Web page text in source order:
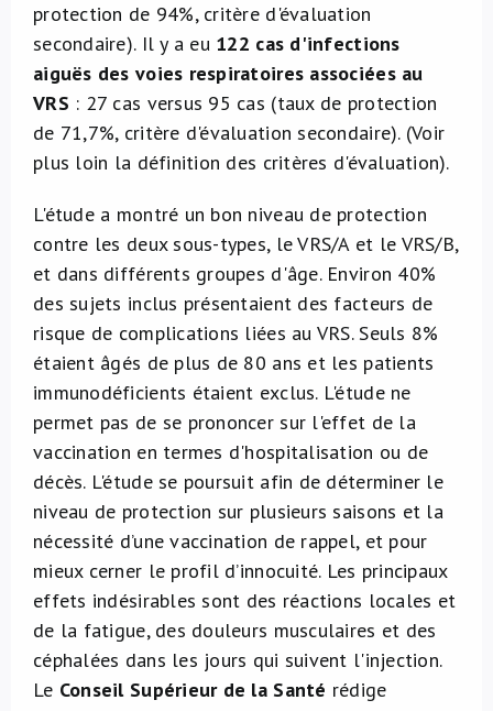
protection de 94%, critère d'évaluation
secondaire). Il y a eu 122 cas d'infections
aiguës des voies respiratoires associées au
VRS : 27 cas versus 95 cas (taux de protection
de 71,7%, critère d'évaluation secondaire). (Voir
plus loin la définition des critères d'évaluation).
L'étude a montré un bon niveau de protection
contre les deux sous-types, le VRS/A et le VRS/B,
et dans différents groupes d'âge. Environ 40%
des sujets inclus présentaient des facteurs de
risque de complications liées au VRS. Seuls 8%
étaient âgés de plus de 80 ans et les patients
immunodéficients étaient exclus. L'étude ne
permet pas de se prononcer sur l'effet de la
vaccination en termes d'hospitalisation ou de
décès. L'étude se poursuit afin de déterminer le
niveau de protection sur plusieurs saisons et la
nécessité d’une vaccination de rappel, et pour
mieux cerner le profil d’innocuité. Les principaux
effets indésirables sont des réactions locales et
de la fatigue, des douleurs musculaires et des
céphalées dans les jours qui suivent l'injection.
Le Conseil Supérieur de la Santé rédige